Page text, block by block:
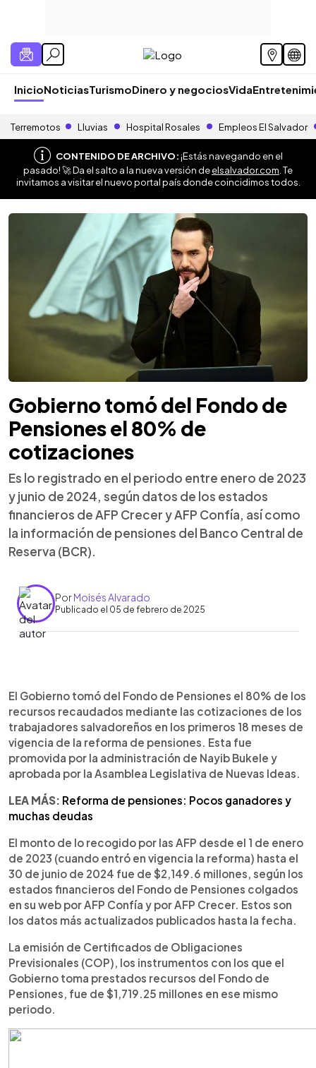
InicioNoticiasTurismoDinero y negociosVida
Terremotos Lluvias Hospital Rosales Empleos El Salvador
CONTENIDO DE ARCHIVO:¡Estás navegando en el
pasado! 🚀 Da el salto a la nueva versión deelsalvador.com . Te
invitamos a visitar el nuevo portal país donde coincidimos todos.
Gobierno tomó del Fondo de
Pensiones el 80% de
cotizaciones
Es lo registrado en el periodo entre enero de 2023
y junio de 2024, según datos de los estados
financieros de AFP Crecer y AFP Confía, así como
la información de pensiones del Banco Central de
Reserva (BCR).
PorMoisés Alvarado
Publicado el 05 de febrero de 2025
► Escuchar artículo
El Gobierno tomó del Fondo de Pensiones el 80% de los
recursos recaudados mediante las cotizaciones de los
trabajadores salvadoreños en los primeros 18 meses de
vigencia de la reforma de pensiones. Esta fue
promovida por la administración de Nayib Bukele y
aprobada por la Asamblea Legislativa de Nuevas Ideas.
LEA MÁS: Reforma de pensiones: Pocos ganadores y
muchas deudas
El monto de lo recogido por las AFP desde el 1 de enero
de 2023 (cuando entró en vigencia la reforma) hasta el
30 de junio de 2024 fue de $2,149.6 millones, según los
estados financieros del Fondo de Pensiones colgados
en su web por AFP Confía y por AFP Crecer. Estos son
los datos más actualizados publicados hasta la fecha.
La emisión de Certificados de Obligaciones
Previsionales (COP), los instrumentos con los que el
Gobierno toma prestados recursos del Fondo de
Pensiones, fue de $1,719.25 millones en ese mismo
periodo.